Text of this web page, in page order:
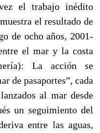
el trabajo inédito
el resultado de
de ocho años, 2001-
el mar y la costa
La acción se
de pasaportes”, cada
al mar desde
un seguimiento del
entre las aguas,